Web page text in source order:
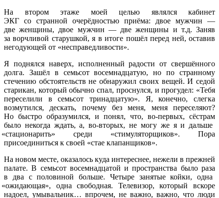
На втором этаже моей целью являлся кабинет
ЭКГ со странной очерёдностью приёма: двое мужчин —
две женщины, двое мужчин — две женщины и т.д. Заняв
за ворчливой старушкой, я в итоге пошёл перед ней, оставив
негодующей от «несправедливости».
Я поднялся наверх, исполненный радости от свершённого
долга. Зашёл в семьсот восемнадцатую, но по странному
стечению обстоятельств не обнаружил своих вещей. И седой
старикан, который обычно спал, проснулся, и прогудел: «Тебя
переселили в семьсот тринадцатую». Я, конечно, слегка
возмутился, дескать, почему без меня, меня переселяют?
Но быстро образумился, и понял, что, во-первых, сёстрам
было некогда ждать, а, во-вторых, не могу же я и дальше
«стационарить» среди «стимуляторщиков». Пора
присоединиться к своей «стае клапанщиков».
На новом месте, оказалось куда интереснее, нежели в прежней
палате. В семьсот восемнадцатой и пространства было раза
в два с половиной больше. Четыре занятые койки, одна
«ожидающая», одна свободная. Телевизор, который вскоре
надоел, умывальник… впрочем, не важно, важно, что люди